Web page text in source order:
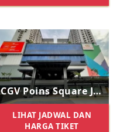
CGV Poins Square Jakarta
LIHAT JADWAL DAN
HARGA TIKET